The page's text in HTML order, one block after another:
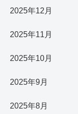
2025年12月
2025年11月
2025年10月
2025年9月
2025年8月